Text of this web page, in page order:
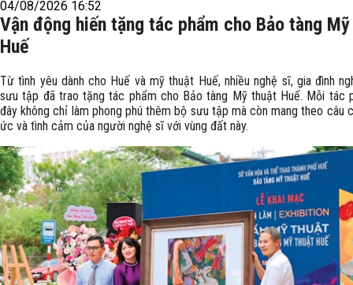
04/08/2026 16:52
Vận động hiến tặng tác phẩm cho Bảo tàng
Huế
Từ tình yêu dành cho Huế và mỹ thuật Huế, nhiều nghệ sĩ, gia đình
sưu tập đã trao tặng tác phẩm cho Bảo tàng Mỹ thuật Huế. Mỗi tác
đây không chỉ làm phong phú thêm bộ sưu tập mà còn mang theo câu
ức và tình cảm của người nghệ sĩ với vùng đất này.